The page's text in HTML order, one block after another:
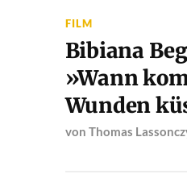
FILM
Bibiana
»Wann
Wunden
von Thomas